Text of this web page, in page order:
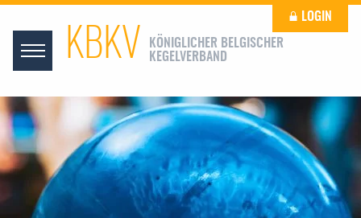
KBKV
KÖNIGLICHER BELGISCHER
KEGELVERBAND
LOGIN